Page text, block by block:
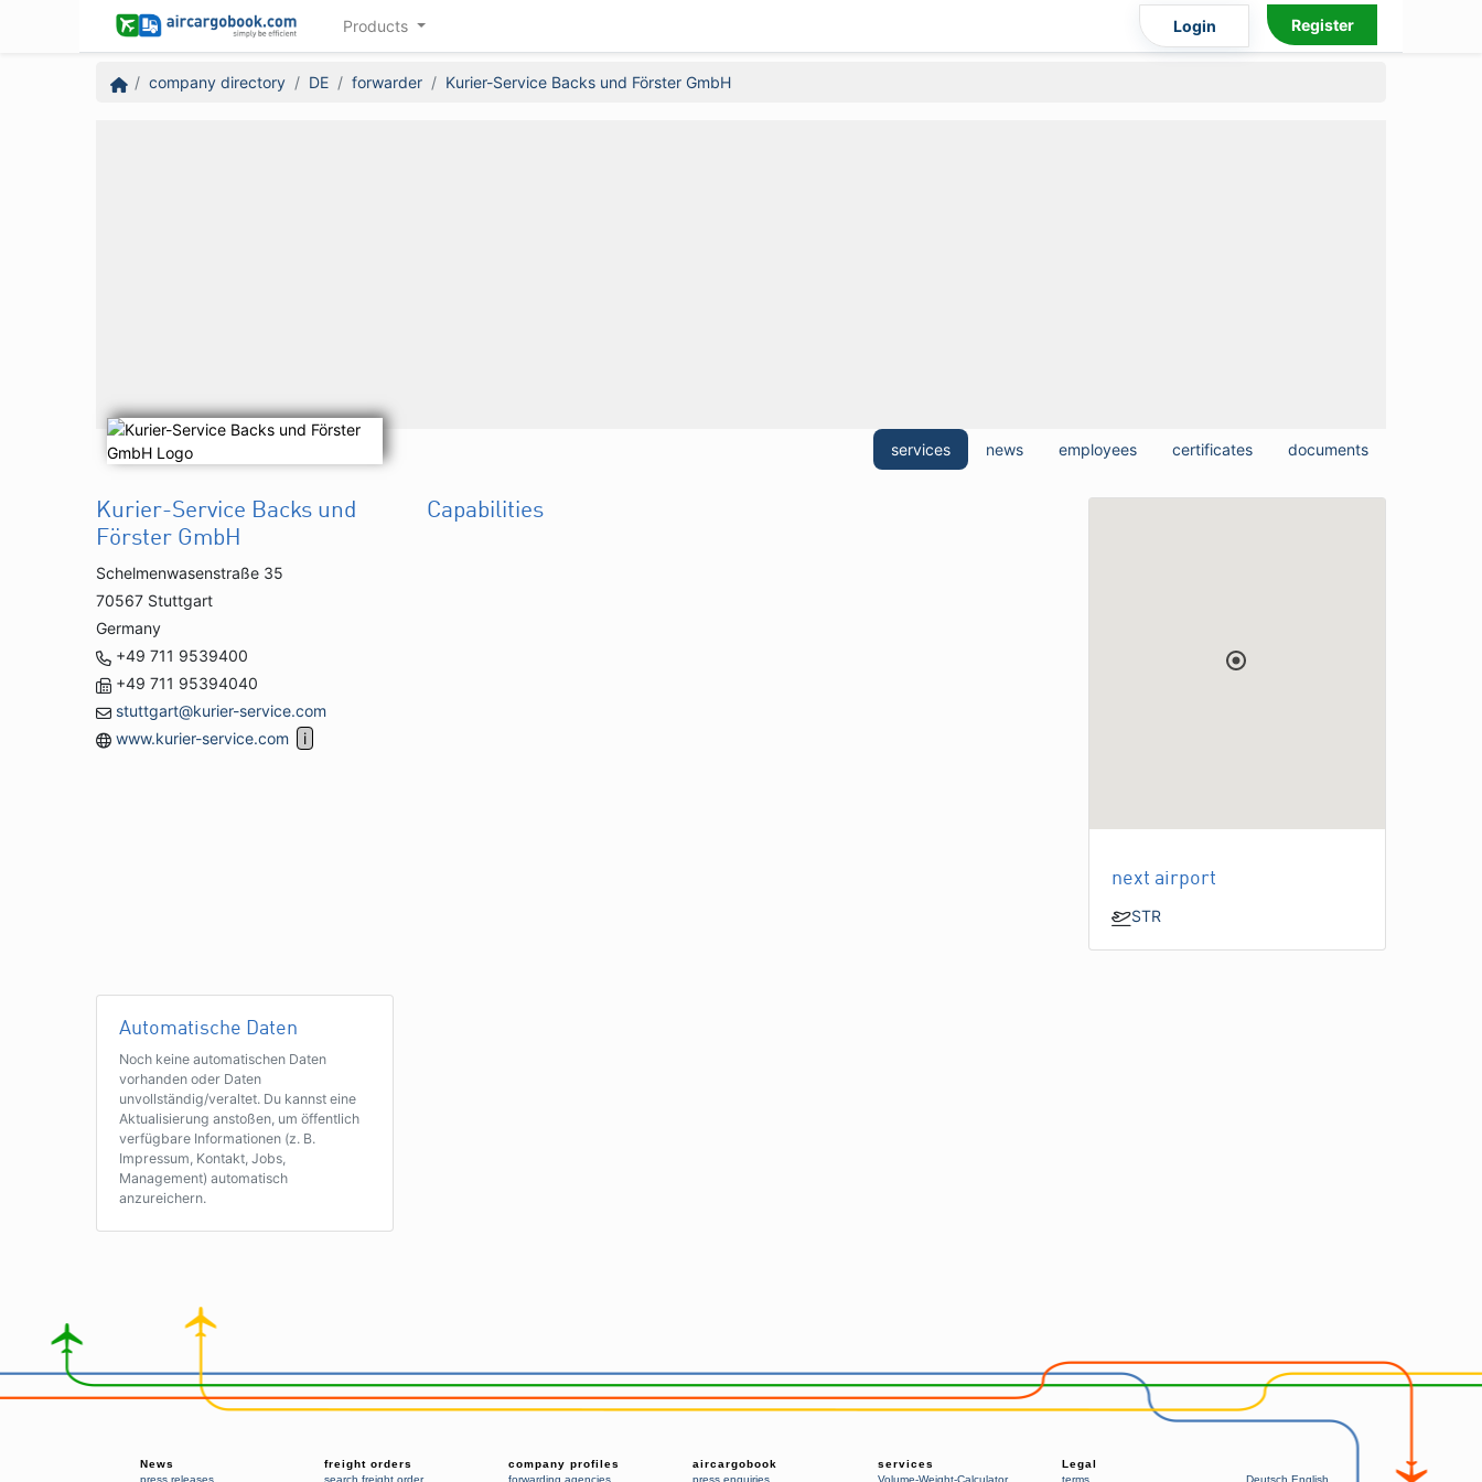
Products Login Register
company directory DE forwarder Kurier-Service Backs und Förster GmbH
services news employees certificates documents
Kurier-Service Backs und
Förster GmbH
Schelmenwasenstraße 35
70567 Stuttgart
Germany
+49 711 9539400
+49 711 95394040
stuttgart@kurier-service.com
www.kurier-service.com
Capabilities
next airport
STR
Automatische Daten
Noch keine automatischen Daten
vorhanden oder Daten
unvollständig/veraltet. Du kannst eine
Aktualisierung anstoßen, um öffentlich
verfügbare Informationen (z. B.
Impressum, Kontakt, Jobs,
Management) automatisch
anzureichern.
News
press releases
freight orders
search freight order
company profiles
forwarding agencies
aircargobook
press enquiries
services
Volume-Weight-Calculator
Legal
terms
Deutsch English